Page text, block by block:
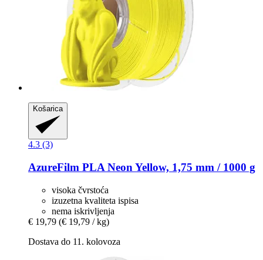
Košarica
4.3 (3)
AzureFilm PLA Neon Yellow, 1,75 mm / 1000 g
visoka čvrstoća
izuzetna kvaliteta ispisa
nema iskrivljenja
€ 19,79 (€ 19,79 / kg)
Dostava do 11. kolovoza